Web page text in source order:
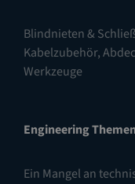
Blindnieten &
Kabelzubehör,
Werkzeuge
Engineering
Ein Mangel an